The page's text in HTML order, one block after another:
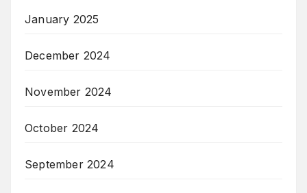
January 2025
December 2024
November 2024
October 2024
September 2024